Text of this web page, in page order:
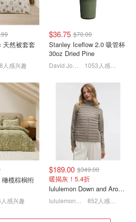
秋趋势预
新香，电光
🍧Sugar Trend手作甜品试
营业，悉尼Chatswood新店
开业！
免费甜品+限定伴手礼领取
月精选 日
10个
制霸北美街头：HOKA与
UGG母公司首季营收突破
10亿美元
HOKA贡献了近七成
天然被套套
人感兴趣
$36.75 $70.00
Stanley Iceflow 2.0 吸管杯
30oz Dried Pine
榄棕榈绗
感兴趣
$189.00 $349.00
暖揭灰！5.4折
lululemon Down and Around 羽绒夹克